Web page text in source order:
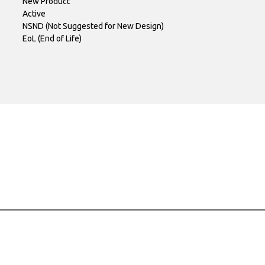
Active
NSND (Not Suggested for New Design)
EoL (End of Life)